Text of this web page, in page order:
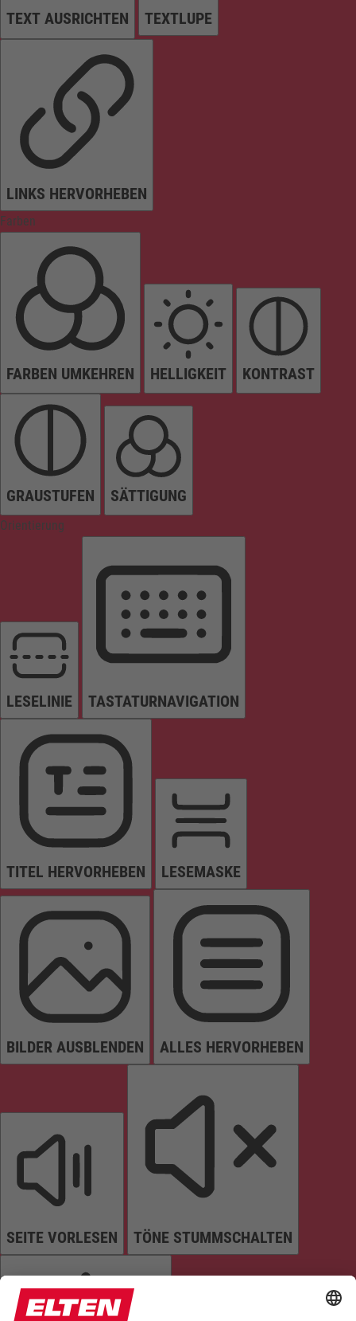
TEXT AUSRICHTEN TEXTLUPE
LINKS HERVORHEBEN
Farben
FARBEN UMKEHREN HELLIGKEIT KONTRAST
GRAUSTUFEN SÄTTIGUNG
Orientierung
LESELINIE TASTATURNAVIGATION
TITEL HERVORHEBEN LESEMASKE
BILDER AUSBLENDEN ALLES HERVORHEBEN
SEITE VORLESEN TÖNE STUMMSCHALTEN